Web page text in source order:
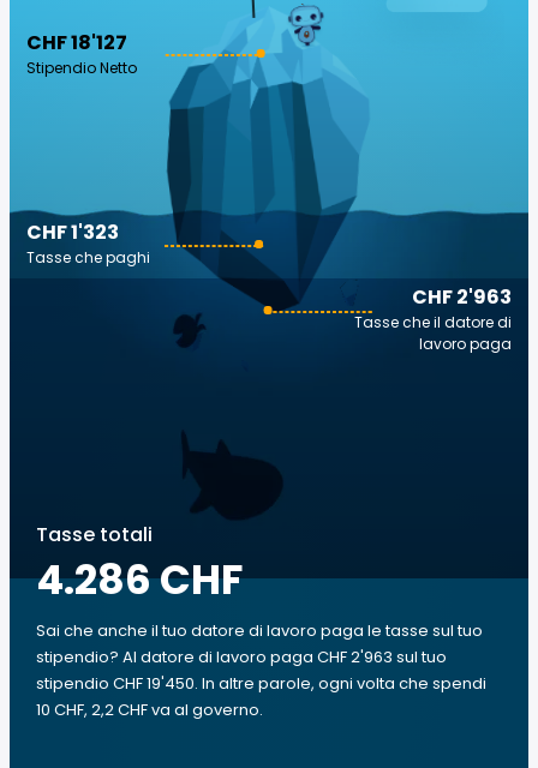
CHF 18'127
Stipendio Netto
CHF 2'963
Tasse che il datore di
lavoro paga
CHF 1'323
Tasse che paghi
Tasse totali
4.286 CHF
Sai che anche il tuo datore di lavoro paga le tasse sul tuo
stipendio? Al datore di lavoro paga CHF 2'963 sul tuo
stipendio CHF 19'450. In altre parole, ogni volta che spendi
10 CHF, 2,2 CHF va al governo.